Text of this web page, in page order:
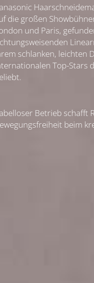
die großen
und Paris,
schlanken, leichten
Top-Stars
Betrieb schafft
beim